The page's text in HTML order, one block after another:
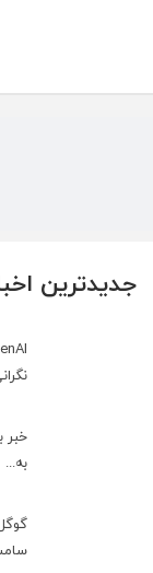
جدیدترین
به‌...